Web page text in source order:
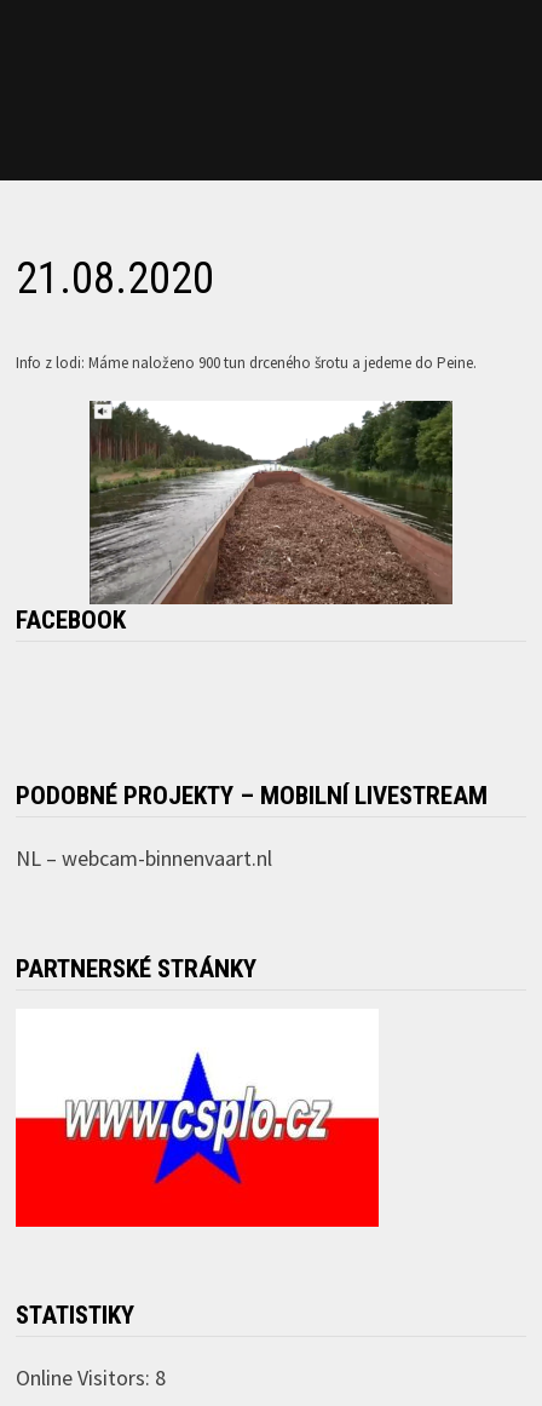
21.08.2020
Info z lodi: Máme naloženo 900 tun drceného šrotu a jedeme do Peine.
FACEBOOK
PODOBNÉ PROJEKTY – MOBILNÍ LIVESTREAM
NL – webcam-binnenvaart.nl
PARTNERSKÉ STRÁNKY
STATISTIKY
Online Visitors: 8